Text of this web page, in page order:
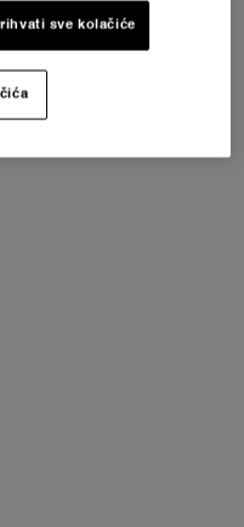
sve kolačiće